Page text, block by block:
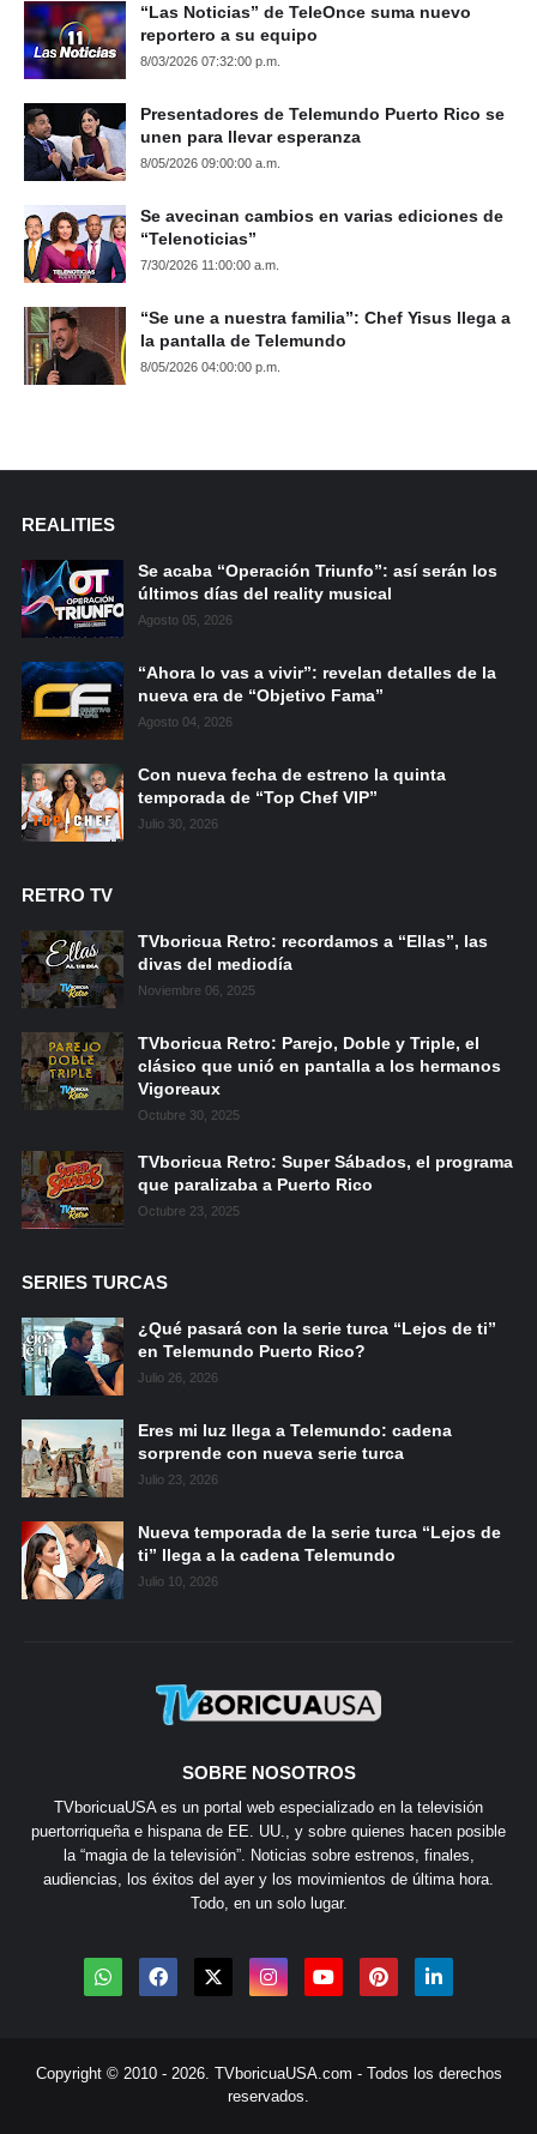
“Las Noticias” de TeleOnce suma nuevo
reportero a su equipo
8/03/2026 07:32:00 p.m.
Presentadores de Telemundo Puerto Rico se
unen para llevar esperanza
8/05/2026 09:00:00 a.m.
Se avecinan cambios en varias ediciones de
“Telenoticias”
7/30/2026 11:00:00 a.m.
“Se une a nuestra familia”: Chef Yisus llega a
la pantalla de Telemundo
8/05/2026 04:00:00 p.m.
REALITIES
Se acaba “Operación Triunfo”: así serán los
últimos días del reality musical
Agosto 05, 2026
“Ahora lo vas a vivir”: revelan detalles de la
nueva era de “Objetivo Fama”
Agosto 04, 2026
Con nueva fecha de estreno la quinta
temporada de “Top Chef VIP”
Julio 30, 2026
RETRO TV
TVboricua Retro: recordamos a “Ellas”, las
divas del mediodía
Noviembre 06, 2025
TVboricua Retro: Parejo, Doble y Triple, el
clásico que unió en pantalla a los hermanos
Vigoreaux
Octubre 30, 2025
TVboricua Retro: Super Sábados, el programa
que paralizaba a Puerto Rico
Octubre 23, 2025
SERIES TURCAS
¿Qué pasará con la serie turca “Lejos de ti”
en Telemundo Puerto Rico?
Julio 26, 2026
Eres mi luz llega a Telemundo: cadena
sorprende con nueva serie turca
Julio 23, 2026
Nueva temporada de la serie turca “Lejos de
ti” llega a la cadena Telemundo
Julio 10, 2026
SOBRE NOSOTROS
TVboricuaUSA es un portal web especializado en la televisión
puertorriqueña e hispana de EE. UU., y sobre quienes hacen posible
la “magia de la televisión”. Noticias sobre estrenos, finales,
audiencias, los éxitos del ayer y los movimientos de última hora.
Todo, en un solo lugar.
Copyright © 2010 - 2026. TVboricuaUSA.com - Todos los derechos
reservados.